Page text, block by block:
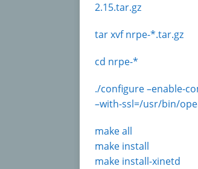
2.15.tar.gz
tar xvf nrpe-*.tar.gz
cd nrpe-*
./configure –enable-
–with-ssl=/usr/bin/
make all
make install
make install-xinetd